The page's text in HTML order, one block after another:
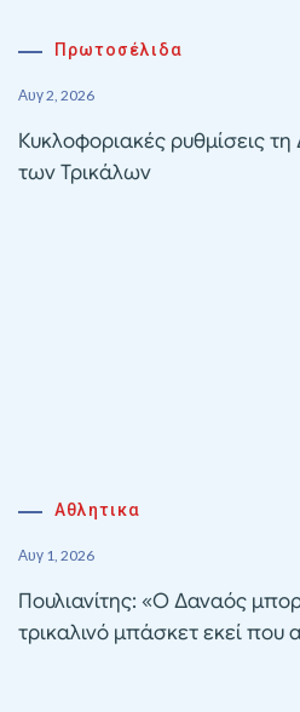
Πρωτοσέλιδα
Αυγ 2, 2026
Κυκλοφοριακές ρυθμίσεις
των Τρικάλων
Αθλητικα
Αυγ 1, 2026
Πουλιανίτης: «Ο Δαναός
τρικαλινό μπάσκετ εκεί που